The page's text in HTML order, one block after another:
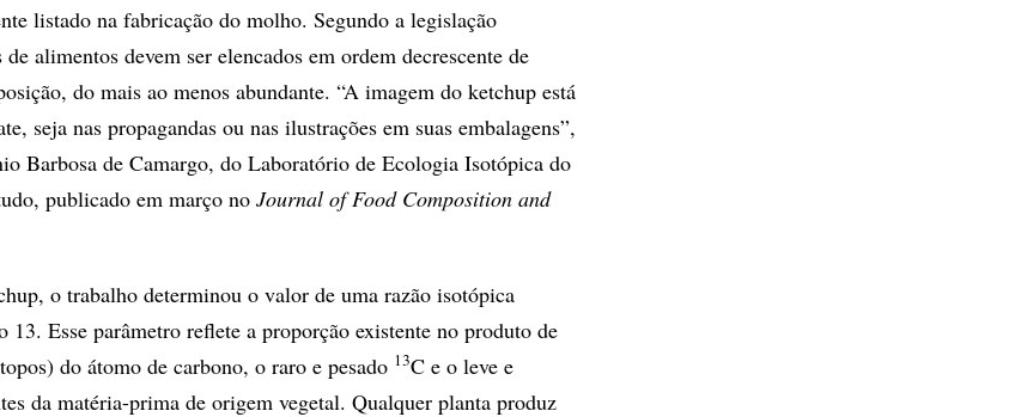
listado na fabricação do molho. Segundo a legislação
alimentos devem ser elencados em ordem decrescente de
do mais ao menos abundante. “A imagem do ketchup está
seja nas propagandas ou nas ilustrações em suas embalagens”,
Barbosa de Camargo, do Laboratório de Ecologia Isotópica do
publicado em março no Journal of Food Composition and
o trabalho determinou o valor de uma razão isotópica
13. Esse parâmetro reflete a proporção existente no produto de
do átomo de carbono, o raro e pesado 13C e o leve e
da matéria-prima de origem vegetal. Qualquer planta produz